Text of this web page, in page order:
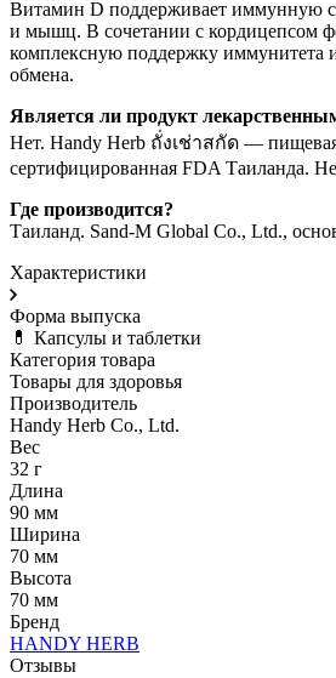
Витамин D поддерживает иммунную
и мышц. В сочетании с кордицепсом
комплексную поддержку иммунитета и
обмена.
Является ли продукт
Нет. Handy Herb ถั่งเช่าสกัด — пищевая
сертифицированная FDA Таиланда. Не
Где производится?
Таиланд. Sand-M Global Co., Ltd.,
Характеристики
Форма выпуска
💊 Капсулы и таблетки
Категория товара
Товары для здоровья
Производитель
Handy Herb Co., Ltd.
Вес
32 г
Длина
90 мм
Ширина
70 мм
Высота
70 мм
Бренд
HANDY HERB
Отзывы